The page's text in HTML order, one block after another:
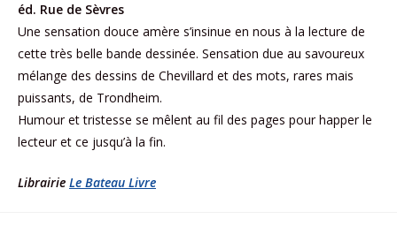
éd. Rue de Sèvres
Une sensation douce amère s’insinue en nous à la lecture de
cette très belle bande dessinée. Sensation due au savoureux
mélange des dessins de Chevillard et des mots, rares mais
puissants, de Trondheim.
Humour et tristesse se mêlent au fil des pages pour happer le
lecteur et ce jusqu’à la fin.
Librairie Le Bateau Livre